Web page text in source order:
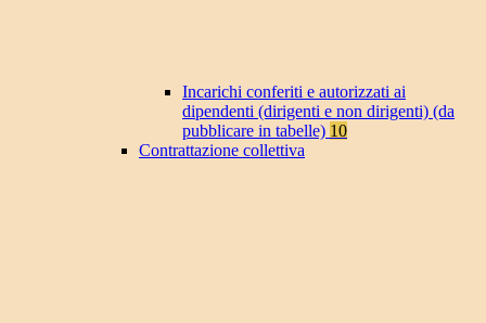
Incarichi conferiti e autorizzati ai
dipendenti (dirigenti e non dirigenti) (da
pubblicare in tabelle) 10
Contrattazione collettiva